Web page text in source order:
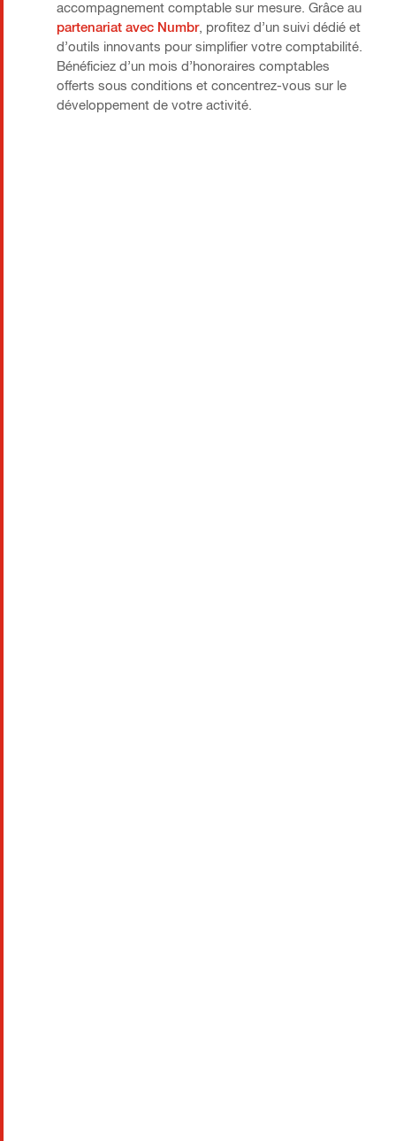
accompagnement comptable sur mesure. Grâce au
partenariat avec Numbr, profitez d’un suivi dédié et
d’outils innovants pour simplifier votre comptabilité.
Bénéficiez d’un mois d’honoraires comptables
offerts sous conditions et concentrez-vous sur le
développement de votre activité.